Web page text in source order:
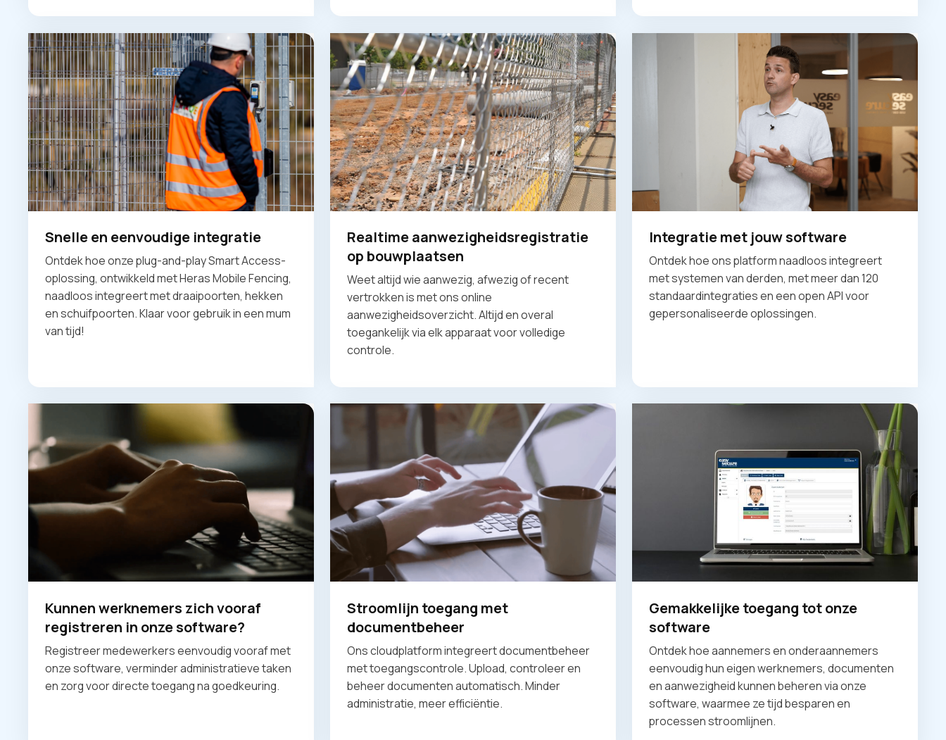
Snelle en eenvoudige integratie
Ontdek hoe onze plug-and-play Smart Access-
oplossing, ontwikkeld met Heras Mobile Fencing,
naadloos integreert met draaipoorten, hekken
en schuifpoorten. Klaar voor gebruik in een mum
van tijd!
Realtime aanwezigheidsregistratie
op bouwplaatsen
Weet altijd wie aanwezig, afwezig of recent
vertrokken is met ons online
aanwezigheidsoverzicht. Altijd en overal
toegankelijk via elk apparaat voor volledige
controle.
Integratie met jouw software
Ontdek hoe ons platform naadloos integreert
met systemen van derden, met meer dan 120
standaardintegraties en een open API voor
gepersonaliseerde oplossingen.
Kunnen werknemers zich vooraf
registreren in onze software?
Registreer medewerkers eenvoudig vooraf met
onze software, verminder administratieve taken
en zorg voor directe toegang na goedkeuring.
Stroomlijn toegang met
documentbeheer
Ons cloudplatform integreert documentbeheer
met toegangscontrole. Upload, controleer en
beheer documenten automatisch. Minder
administratie, meer efficiëntie.
Gemakkelijke toegang tot onze
software
Ontdek hoe aannemers en onderaannemers
eenvoudig hun eigen werknemers, documenten
en aanwezigheid kunnen beheren via onze
software, waarmee ze tijd besparen en
processen stroomlijnen.